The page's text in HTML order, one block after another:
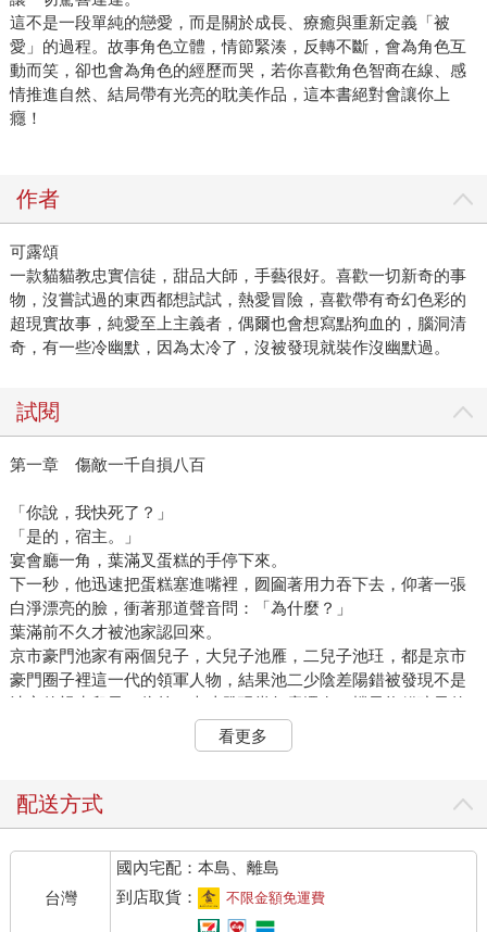
這不是一段單純的戀愛，而是關於成長、療癒與重新定義「被
愛」的過程。故事角色立體，情節緊湊，反轉不斷，會為角色互
動而笑，卻也會為角色的經歷而哭，若你喜歡角色智商在線、感
情推進自然、結局帶有光亮的耽美作品，這本書絕對會讓你上
癮！
作者
可露頌
一款貓貓教忠實信徒，甜品大師，手藝很好。喜歡一切新奇的事
物，沒嘗試過的東西都想試試，熱愛冒險，喜歡帶有奇幻色彩的
超現實故事，純愛至上主義者，偶爾也會想寫點狗血的，腦洞清
奇，有一些冷幽默，因為太冷了，沒被發現就裝作沒幽默過。
試閱
第一章 傷敵一千自損八百
「你說，我快死了？」
「是的，宿主。」
宴會廳一角，葉滿叉蛋糕的手停下來。
下一秒，他迅速把蛋糕塞進嘴裡，囫圇著用力吞下去，仰著一張
白淨漂亮的臉，衝著那道聲音問：「為什麼？」
葉滿前不久才被池家認回來。
京市豪門池家有兩個兒子，大兒子池雁，二兒子池玨，都是京市
豪門圈子裡這一代的領軍人物，結果池二少陰差陽錯被發現不是
池家的親生兒子，往前一查才發現當年竟還有一檔子抱錯孩子的
以池家的身分背景，徵信社辦事效率極高地找到了葉滿──池家流
天。
鬼，欠了一屁股債跑了，留下年少的葉滿獨自面對上門追債的
人，迫不得已，他小小年紀便輟了學，打工還債。
抱錯這事在池家這樣的人家眼裡很好解決。
池玨被當成親兒子養了這麼多年，培養得出類拔萃，感情也深
看更多
配送方式
台灣
國內宅配：本島、離島
到店取貨：
不限金額免運費